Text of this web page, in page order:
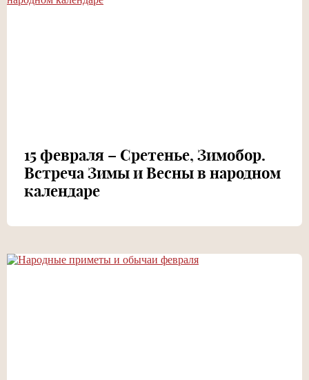
15 февраля – Сретенье, Зимобор.
Встреча Зимы и Весны в народном
календаре